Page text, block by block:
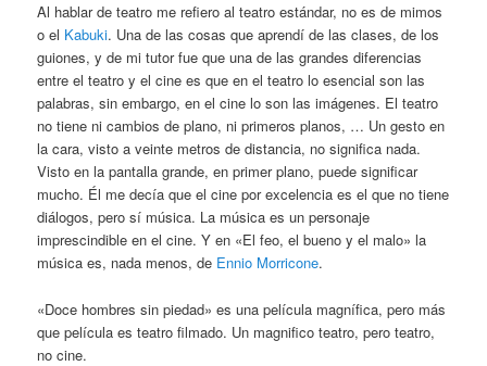
Al hablar de teatro me refiero al teatro estándar, no es de mimos
o el Kabuki. Una de las cosas que aprendí de las clases, de los
guiones, y de mi tutor fue que una de las grandes diferencias
entre el teatro y el cine es que en el teatro lo esencial son las
palabras, sin embargo, en el cine lo son las imágenes. El teatro
no tiene ni cambios de plano, ni primeros planos, … Un gesto en
la cara, visto a veinte metros de distancia, no significa nada.
Visto en la pantalla grande, en primer plano, puede significar
mucho. Él me decía que el cine por excelencia es el que no tiene
diálogos, pero sí música. La música es un personaje
imprescindible en el cine. Y en «El feo, el bueno y el malo» la
música es, nada menos, de Ennio Morricone.
«Doce hombres sin piedad» es una película magnífica, pero más
que película es teatro filmado. Un magnifico teatro, pero teatro,
no cine.